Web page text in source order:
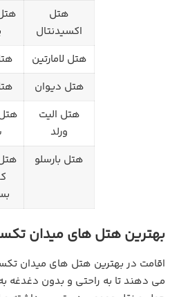
هتل
اکسیدنتال
هتل لامارتین
هتل دیوان
هتل الیت
ورلد
هتل بارسلو
بهترین هتل های میدان
اقامت در بهترین هتل های میدان
می دهند تا به راحتی و بدون دغدغه